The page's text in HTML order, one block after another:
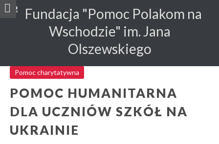
Pomoc charytatywna
POMOC HUMANITARNA
DLA UCZNIÓW SZKÓŁ NA
UKRAINIE